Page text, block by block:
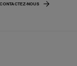
CONTACTEZ-NOUS